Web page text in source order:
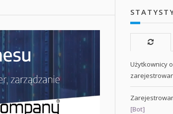
Użytkownicy
[Bot]